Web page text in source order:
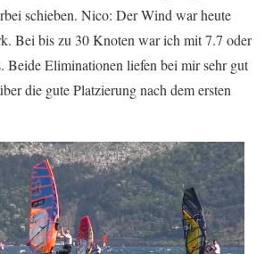
schieben. Nico: Der Wind war heute
Bei bis zu 30 Knoten war ich mit 7.7 oder
Beide Eliminationen liefen bei mir sehr gut
die gute Platzierung nach dem ersten